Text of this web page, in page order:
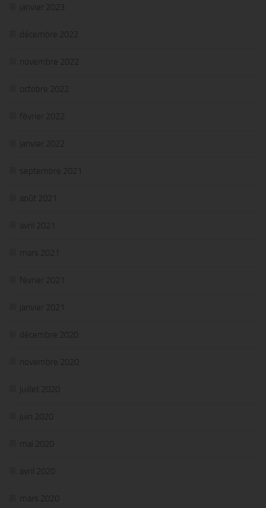
janvier 2023
décembre 2022
novembre 2022
octobre 2022
février 2022
janvier 2022
septembre 2021
août 2021
avril 2021
mars 2021
février 2021
janvier 2021
décembre 2020
novembre 2020
juillet 2020
juin 2020
mai 2020
avril 2020
mars 2020